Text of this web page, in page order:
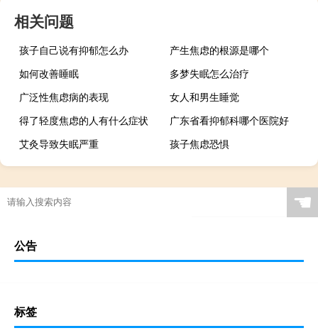
相关问题
孩子自己说有抑郁怎么办
产生焦虑的根源是哪个
如何改善睡眠
多梦失眠怎么治疗
广泛性焦虑病的表现
女人和男生睡觉
得了轻度焦虑的人有什么症状
广东省看抑郁科哪个医院好
艾灸导致失眠严重
孩子焦虑恐惧
☚
公告
标签